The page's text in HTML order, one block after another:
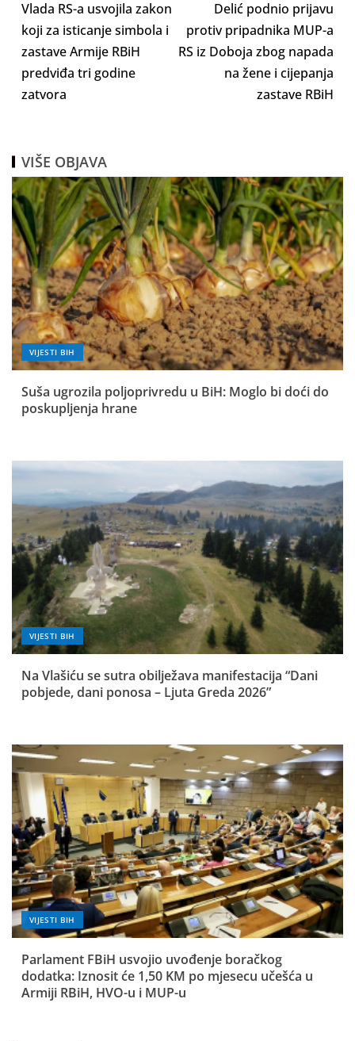
Vlada RS-a usvojila zakon
koji za isticanje simbola i
zastave Armije RBiH
predviđa tri godine
zatvora
Delić podnio prijavu
protiv pripadnika MUP-a
RS iz Doboja zbog napada
na žene i cijepanja
zastave RBiH
VIŠE OBJAVA
VIJESTI BIH
Suša ugrozila poljoprivredu u BiH: Moglo bi doći do
poskupljenja hrane
VIJESTI BIH
Na Vlašiću se sutra obilježava manifestacija “Dani
pobjede, dani ponosa – Ljuta Greda 2026”
VIJESTI BIH
Parlament FBiH usvojio uvođenje boračkog
dodatka: Iznosit će 1,50 KM po mjesecu učešća u
Armiji RBiH, HVO-u i MUP-u